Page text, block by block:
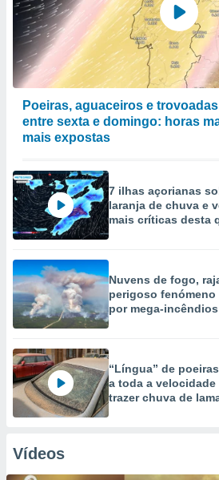
Poeiras, aguaceiros e
entre sexta e domingo: horas
mais expostas
7 ilhas açorianas
laranja de chuva e
mais críticas desta
Nuvens de fogo,
perigoso
por mega-incêndios
“Língua” de
a toda a
trazer chuva de
Vídeos